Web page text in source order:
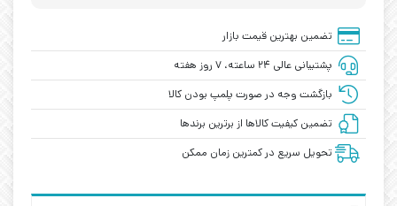
تضمین بهترین قیمت بازار
پشتیبانی عالی ۲۴ ساعته، ۷ روز هفته
بازگشت وجه در صورت پلمپ بودن کالا
تضمین کیفیت کالاها از برترین برندها
تحویل سریع در کمترین زمان ممکن